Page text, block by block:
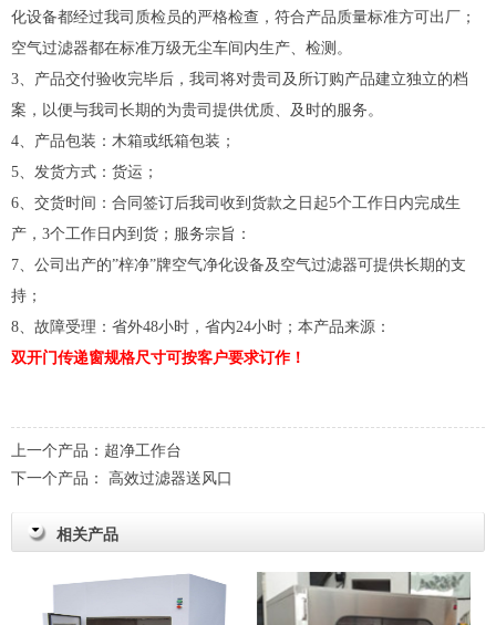
化设备都经过我司质检员的严格检查，符合产品质量标准方可出厂；
空气过滤器都在标准万级无尘车间内生产、检测。
3、产品交付验收完毕后，我司将对贵司及所订购产品建立独立的档
案，以便与我司长期的为贵司提供优质、及时的服务。
4、产品包装：木箱或纸箱包装；
5、发货方式：货运；
6、交货时间：合同签订后我司收到货款之日起5个工作日内完成生
产，3个工作日内到货；服务宗旨：
7、公司出产的”梓净”牌空气净化设备及空气过滤器可提供长期的支
持；
8、故障受理：省外48小时，省内24小时；本产品来源：
双开门传递窗规格尺寸可按客户要求订作！
上一个产品： 超净工作台
下一个产品： 高效过滤器送风口
相关产品